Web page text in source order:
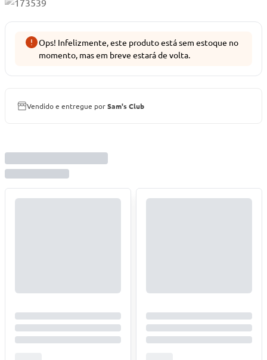
Ops! Infelizmente, este produto está sem estoque no
momento, mas em breve estará de volta.
Vendido e entregue porSam's Club